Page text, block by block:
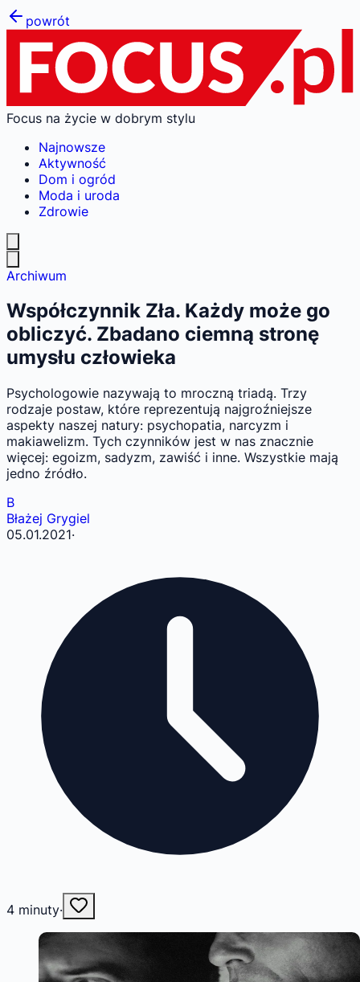
powrót
Focus na życie w dobrym stylu
Najnowsze
Aktywność
Dom i ogród
Moda i uroda
Zdrowie
Archiwum
Współczynnik Zła. Każdy może go
obliczyć. Zbadano ciemną stronę
umysłu człowieka
Psychologowie nazywają to mroczną triadą. Trzy
rodzaje postaw, które reprezentują najgroźniejsze
aspekty naszej natury: psychopatia, narcyzm i
makiawelizm. Tych czynników jest w nas znacznie
więcej: egoizm, sadyzm, zawiść i inne. Wszystkie mają
jedno źródło.
B
Błażej Grygiel
05.01.2021·
4 minuty·